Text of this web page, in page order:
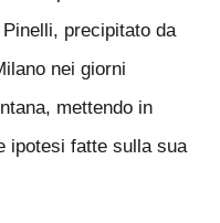
precipitato da
nei giorni
mettendo in
ipotesi fatte sulla sua